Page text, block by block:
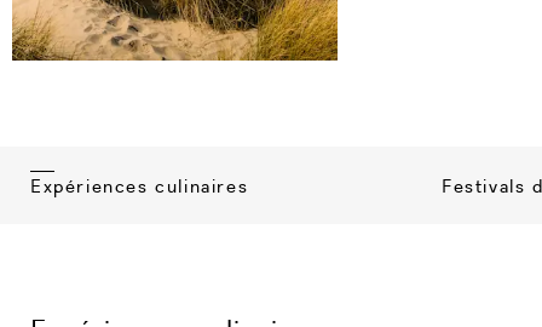
Expériences culinaires Festivals